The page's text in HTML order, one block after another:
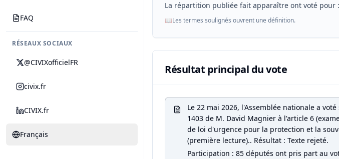
FAQ
RÉSEAUX SOCIAUX
@CIVIXofficielFR
civix.fr
CIVIX.fr
Français
La répartition publiée fait apparaître ont voté pour
📖Les termes soulignés ouvrent une définition.
Résultat principal du vote
Le 22 mai 2026, l'Assemblée nationale a
1403 de M. David Magnier à l'article 6
de loi d'urgence pour la protection et la
(première lecture).. Résultat : Texte rejeté.
Participation : 85 députés ont pris part au